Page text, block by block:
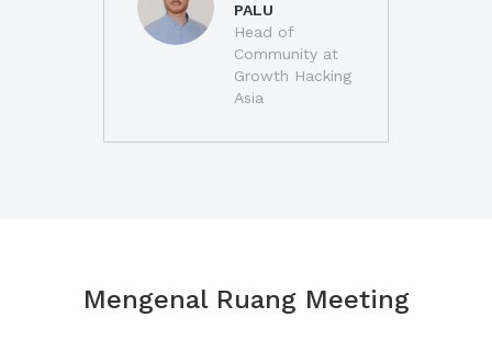
PALU
Head of
Community at
Growth Hacking
Asia
Mengenal Ruang Meeting